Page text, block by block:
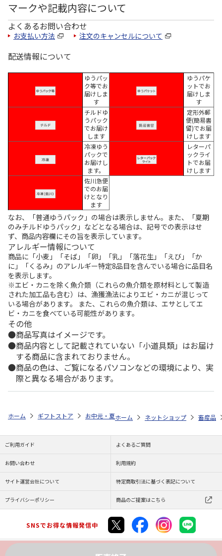
マークや記載内容について
よくあるお問い合わせ
お支払い方法 注文のキャンセルについて
配送情報について
ゆうパッ
ク等でお
届けしま
す
ゆうパケ
ットでお
届けしま
す
チルドゆ
うパック
でお届け
します
定形外郵
便(簡易書
留)でお届
けします
冷凍ゆう
パックで
お届けし
ます。
レターパ
ックライ
トでお届
けします
佐川急便
でのお届
けとなり
ます
なお、「普通ゆうパック」の場合は表示しません。また、「夏期
のみチルドゆうパック」などとなる場合は、記号での表示はせ
ず、商品内容欄にその旨を表示しています。
アレルギー情報について
商品に「小麦」「そば」「卵」「乳」「落花生」「えび」「か
に」「くるみ」のアレルギー特定8品目を含んでいる場合に品目名
を表示します。
※エビ・カニを除く魚介類（これらの魚介類を原材料として製造
された加工品も含む）は、漁獲漁法によりエビ・カニが混じって
いる場合があります。 また、これらの魚介類は、エサとしてエ
ビ・カニを食べている可能性があります。
その他
商品写真はイメージです。
商品内容として記載されていない「小道具類」はお届け
する商品に含まれておりません。
商品の色は、ご覧になるパソコンなどの環境により、実
際と異なる場合があります。
ホーム ギフトストア お中元・夏ギフト特集 2026 ゆうゆうギフト
ホーム ネットショップ 畜産品
ご利用ガイド よくあるご質問
お問い合わせ 利用規約
サイト運営会社について 特定商取引法に基づく表記について
プライバシーポリシー 商品のご提案はこちら
SNSでお得な情報発信中